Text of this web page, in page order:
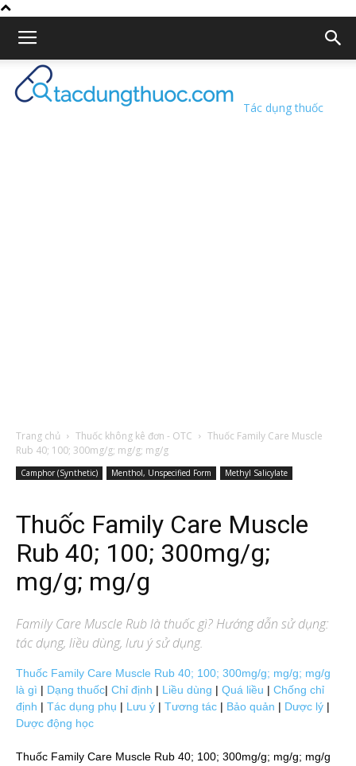
Tác dụng thuốc
Trang chủ Thuốc không kê đơn - OTC
Thuốc Family Care Muscle
Rub 40; 100; 300mg/g; mg/g; mg/g
Camphor (Synthetic) Menthol, Unspecified Form Methyl Salicylate
Thuốc Family Care Muscle
Rub 40; 100; 300mg/g;
mg/g; mg/g
Family Care Muscle Rublà thuốc gì? Hướng dẫn sử dụng:
tác dụng, liều dùng, lưu ý sử dụng.
Thuốc Family Care Muscle Rub 40; 100; 300mg/g; mg/g; mg/g
là gì | Dạng thuốc| Chỉ định | Liều dùng | Quá liều | Chống chỉ
định | Tác dụng phụ | Lưu ý | Tương tác | Bảo quản | Dược lý |
Dược động học
Thuốc Family Care Muscle Rub 40; 100; 300mg/g; mg/g; mg/g